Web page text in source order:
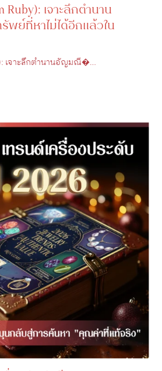
เจาะลึกตำนาน
ย์ที่หาไม่ได้อีกแล้วใน
เจาะลึกตำนานอัญมณี�…